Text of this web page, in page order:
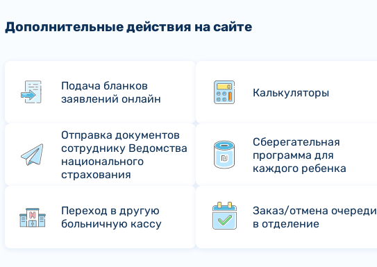
Дополнительные действия на сайте
Подача бланков
заявлений онлайн
Калькуляторы
Отправка документов
сотруднику Ведомства
национального
страхования
Сберегательная
программа для
каждого ребенка
Переход в другую
больничную кассу
Заказ/отмена очереди
в отделение